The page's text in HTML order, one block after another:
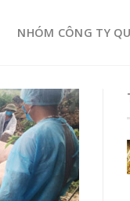
NHÓM CÔNG TY